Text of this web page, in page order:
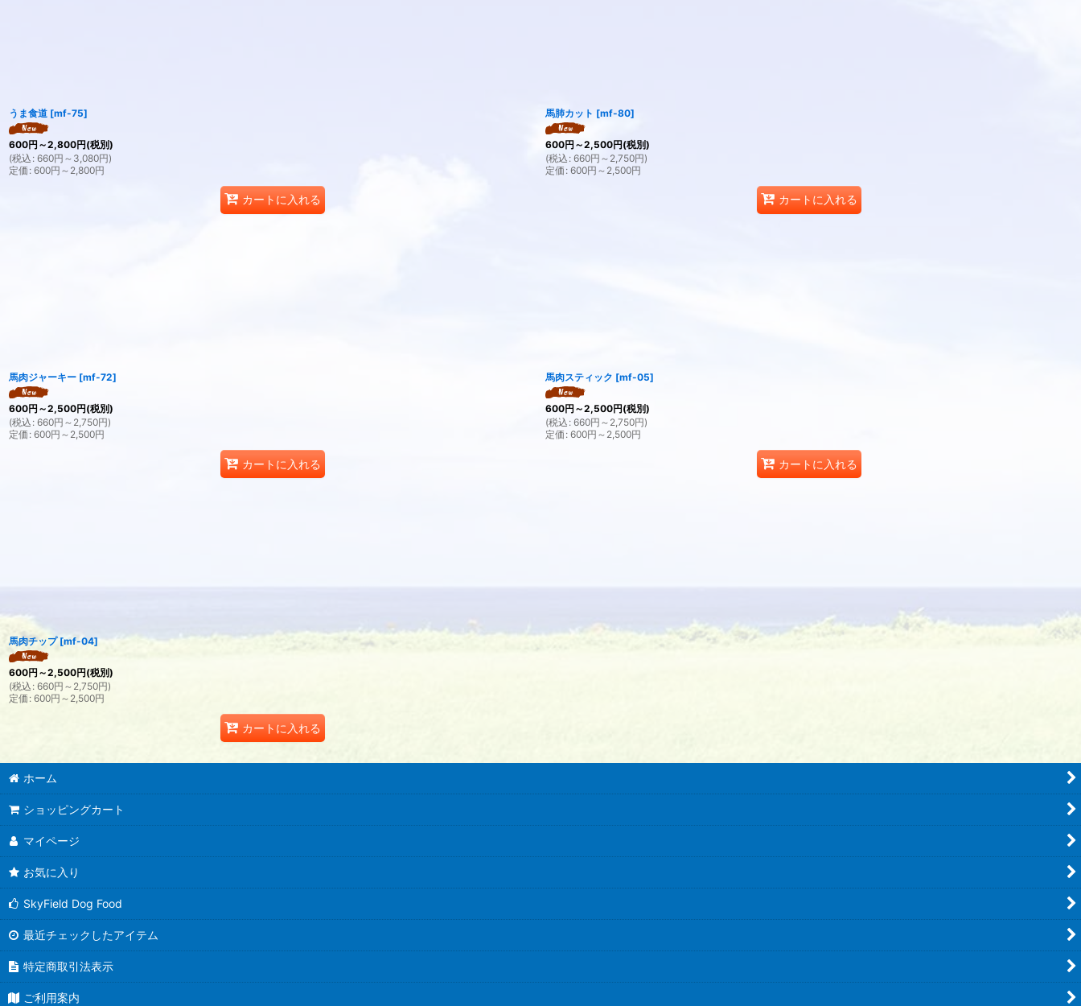
うま食道 [mf-75]
600円 ～2,800円(税別)
(税込 : 660円 ～3,080円)
定価 : 600円 ～2,800円
カートに入れる
馬肺カット [mf-80]
600円 ～2,500円(税別)
(税込 : 660円 ～2,750円)
定価 : 600円 ～2,500円
カートに入れる
馬肉ジャーキー [mf-72]
600円 ～2,500円(税別)
(税込 : 660円 ～2,750円)
定価 : 600円 ～2,500円
カートに入れる
馬肉スティック [mf-05]
600円 ～2,500円(税別)
(税込 : 660円 ～2,750円)
定価 : 600円 ～2,500円
カートに入れる
馬肉チップ [mf-04]
600円 ～2,500円(税別)
(税込 : 660円 ～2,750円)
定価 : 600円 ～2,500円
カートに入れる
ホーム
ショッピングカート
マイページ
お気に入り
SkyField Dog Food
最近チェックしたアイテム
特定商取引法表示
ご利用案内